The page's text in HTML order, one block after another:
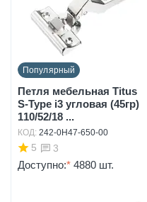
Популярный
Петля мебельная Titus
S-Type i3 угловая (45гр)
110/52/18 ...
КОД: 242-0H47-650-00
5 3
Доступно:* 4880 шт.